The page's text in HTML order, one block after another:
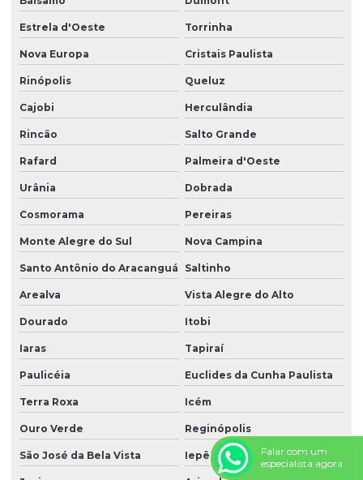
Estrela d'Oeste Torrinha
Nova Europa Cristais Paulista
Rinópolis Queluz
Cajobi Herculândia
Rincão Salto Grande
Rafard Palmeira d'Oeste
Urânia Dobrada
Cosmorama Pereiras
Monte Alegre do Sul Nova Campina
Santo Antônio do Aracanguá Saltinho
Arealva Vista Alegre do Alto
Dourado Itobi
Iaras Tapiraí
Paulicéia Euclides da Cunha Paulista
Terra Roxa Icém
Ouro Verde Reginópolis
São José da Bela Vista Iepê
Falar com um
especialista agora